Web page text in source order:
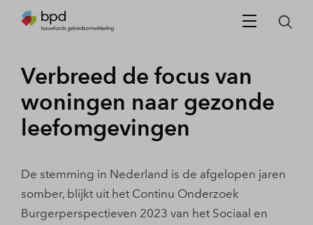
Verbreed de focus van
woningen naar gezonde
leefomgevingen
De stemming in Nederland is de afgelopen jaren
somber, blijkt uit het Continu Onderzoek
Burgerperspectieven 2023 van het Sociaal en